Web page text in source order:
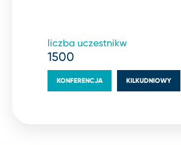
liczba uczestnikw
1500
KONFERENCJA KILKUDNIOWY